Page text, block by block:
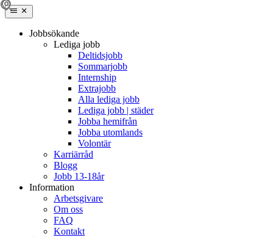
Jobbsökande
Lediga jobb
Deltidsjobb
Sommarjobb
Internship
Extrajobb
Alla lediga jobb
Lediga jobb | städer
Jobba hemifrån
Jobba utomlands
Volontär
Karriärråd
Blogg
Jobb 13-18år
Information
Arbetsgivare
Om oss
FAQ
Kontakt